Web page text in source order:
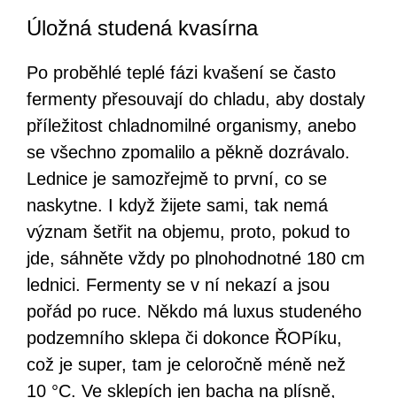
Úložná studená kvasírna
Po proběhlé teplé fázi kvašení se často
fermenty přesouvají do chladu, aby dostaly
příležitost chladnomilné organismy, anebo
se všechno zpomalilo a pěkně dozrávalo.
Lednice je samozřejmě to první, co se
naskytne. I když žijete sami, tak nemá
význam šetřit na objemu, proto, pokud to
jde, sáhněte vždy po plnohodnotné 180 cm
lednici. Fermenty se v ní nekazí a jsou
pořád po ruce. Někdo má luxus studeného
podzemního sklepa či dokonce ŘOPíku,
což je super, tam je celoročně méně než
10 °C. Ve sklepích jen bacha na plísně,